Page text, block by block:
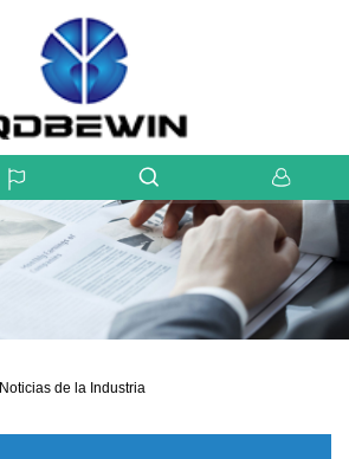
Noticias de la Industria